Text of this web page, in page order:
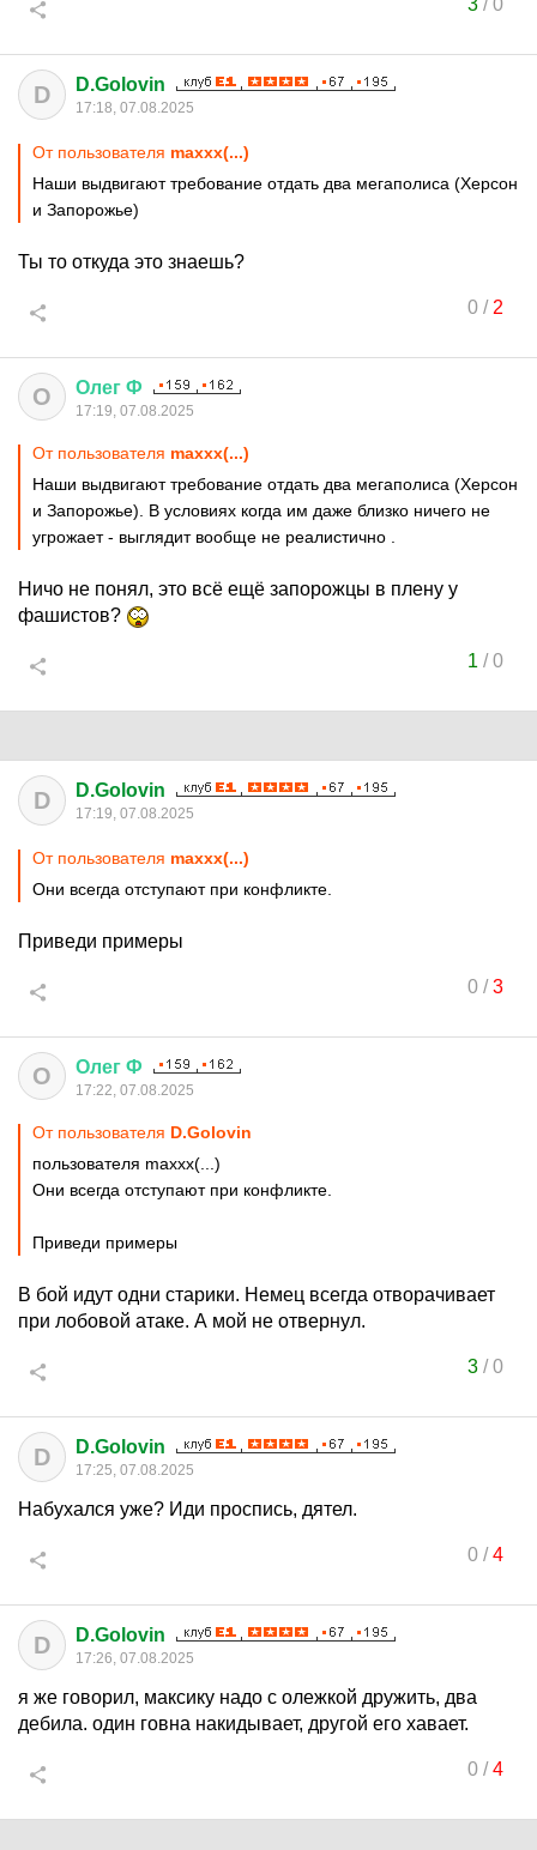
3/ 0
D D.Golovin
17:18, 07.08.2025
От пользователя maxxx(...)
Наши выдвигают требование отдать два мегаполиса (Херсон
и Запорожье)
Ты то откуда это знаешь?
0/ 2
О Олег Ф
17:19, 07.08.2025
От пользователя maxxx(...)
Наши выдвигают требование отдать два мегаполиса (Херсон
и Запорожье). В условиях когда им даже близко ничего не
угрожает - выглядит вообще не реалистично .
Ничо не понял, это всё ещё запорожцы в плену у
фашистов?
1 /0
D D.Golovin
17:19, 07.08.2025
От пользователя maxxx(...)
Они всегда отступают при конфликте.
Приведи примеры
0/3
О Олег Ф
17:22, 07.08.2025
От пользователя D.Golovin
пользователя maxxx(...)
Они всегда отступают при конфликте.
Приведи примеры
В бой идут одни старики. Немец всегда отворачивает
при лобовой атаке. А мой не отвернул.
3/0
D D.Golovin
17:25, 07.08.2025
Набухался уже? Иди проспись, дятел.
0/4
D D.Golovin
17:26, 07.08.2025
я же говорил, максику надо с олежкой дружить, два
дебила. один говна накидывает, другой его хавает.
0/4